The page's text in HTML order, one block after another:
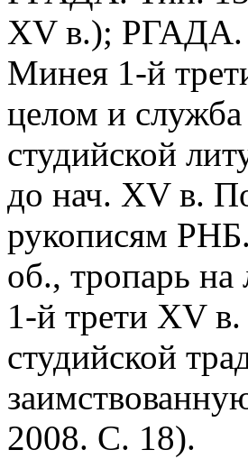
XV в.); РГАДА.
Минея 1-й
целом и служба
студийской
до нач. XV в.
рукописям
об., тропарь
1-й трети XV
студийской
2008. С. 18).